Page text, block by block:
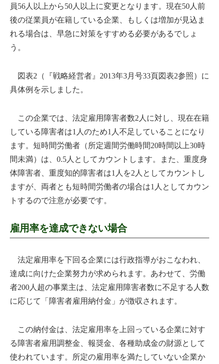
員56人以上から50人以上に変更となります。現在50人前
後の従業員が在籍している企業、もしくは増加が見込ま
れる場合は、早急に対策をすすめる必要があるでしょ
う。
図表2（『戦略経営者』2013年3月号33頁図表2参照）に
具体例を示しました。
この企業では、法定雇用障害者数2人に対し、現在在籍
している障害者は1人のため1人不足していることになり
ます。短時間労働者（所定週間労働時間20時間以上30時
間未満）は、0.5人としてカウントします。また、重度身
体障害者、重度知的障害者は1人を2人としてカウントし
ますが、両者とも短時間労働者の場合は1人としてカウン
トするので注意が必要です。
雇用率を達成できない場合
法定雇用率を下回る企業には行政指導がおこなわれ、
達成に向けた企業努力が求められます。あわせて、労働
者200人超の事業主は、法定雇用障害者数に不足する人数
に応じて「障害者雇用納付金」が徴収されます。
この納付金は、法定雇用率を上回っている企業に対す
る障害者雇用調整金、報奨金、各種助成金の財源として
使われています。所定の雇用率を満たしていない企業か